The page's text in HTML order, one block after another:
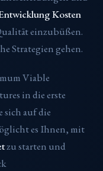
Kosten
einzubüßen.
Strategien gehen.
Viable
in die erste
sich auf die
es Ihnen, mit
zu starten und